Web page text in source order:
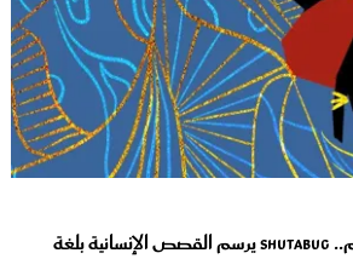
من لاغوس إلى العالم.. Shutabug يرسم القصص الإنسانية بلغة